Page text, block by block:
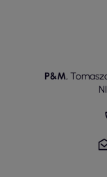
P&M,